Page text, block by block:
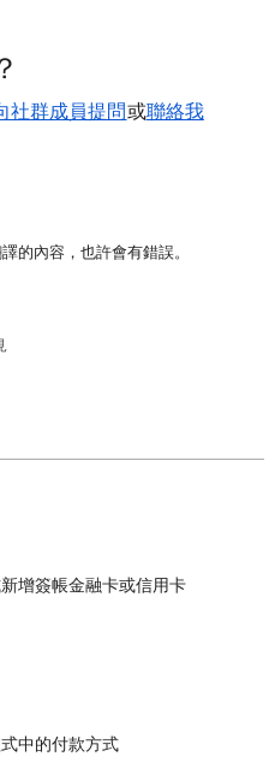
社群成員提問或聯絡我
的內容，也許會有錯誤。
增簽帳金融卡或信用卡
中的付款方式